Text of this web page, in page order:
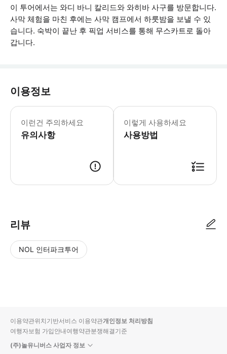
이 투어에서는 와디 바니 칼리드와 와히바 사구를 방문합니다.
사막 체험을 마친 후에는 사막 캠프에서 하룻밤을 보낼 수 있
습니다. 숙박이 끝난 후 픽업 서비스를 통해 무스카트로 돌아
갑니다.
이용정보
이런건 주의하세요
유의사항
- 픽업 및 하차: 무스카트에서 교통편
이렇게 사용하세요
사용방법
리뷰
NOL 인터파크투어
입니
다.
순
상
이용약관위치기반서비스 이용약관개인정보 처리방침
여행자보험 가입안내여행약관분쟁해결기준
(주)놀유니버스 사업자 정보